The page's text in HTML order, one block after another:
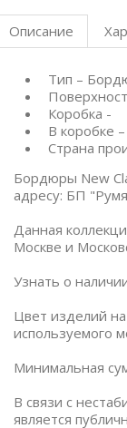
Описание
Тип –
Коробка -
В коробке
Страна
Бордюры New
адресу: БП
Данная
Москве и
Узнать о
Цвет изделий
используемого
Минимальная
В связи с
является